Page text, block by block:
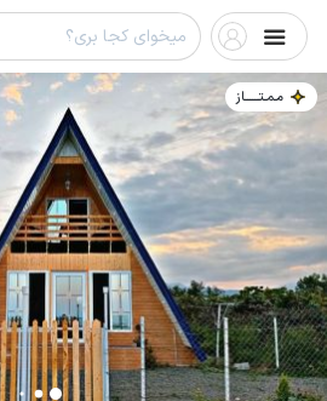
مـمـتــــــاز